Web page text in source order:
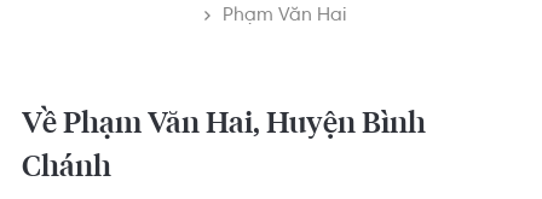
Phạm Văn Hai
Về Phạm Văn Hai, Huyện Bình
Chánh